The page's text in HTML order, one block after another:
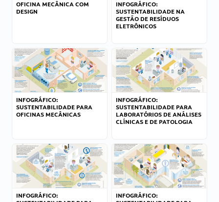
OFICINA MECÂNICA COM
DESIGN
INFOGRÁFICO:
SUSTENTABILIDADE NA
GESTÃO DE RESÍDUOS
ELETRÔNICOS
INFOGRÁFICO:
SUSTENTABILIDADE PARA
OFICINAS MECÂNICAS
INFOGRÁFICO:
SUSTENTABILIDADE PARA
LABORATÓRIOS DE ANÁLISES
CLÍNICAS E DE PATOLOGIA
INFOGRÁFICO:
INFOGRÁFICO: